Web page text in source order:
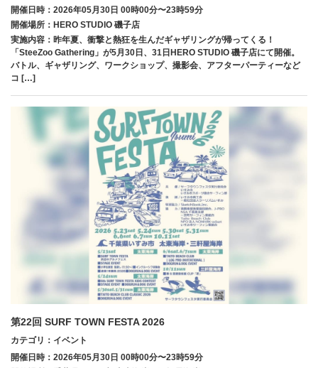
開催日時：2026年05月30日 00時00分〜23時59分
開催場所：HERO STUDIO 磯子店
実施内容：昨年夏、衝撃と熱狂を生んだギャザリングが帰ってくる！
「SteeZoo Gathering」が5月30日、31日HERO STUDIO 磯子店にて開催。
バトル、ギャザリング、ワークショップ、撮影会、アフターパーティーなど
コ […]
第22回 SURF TOWN FESTA 2026
カテゴリ：イベント
開催日時：2026年05月30日 00時00分〜23時59分